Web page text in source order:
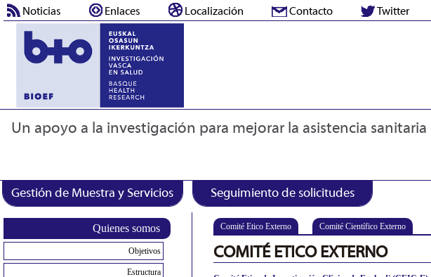
Noticias Enlaces Localización Contacto Twitter
Un apoyo a la investigación para mejorar la asistencia sanitaria
Gestión de Muestra y Servicios Seguimiento de solicitudes
Quienes somos
Objetivos
Estructura
Comité Etico Externo Comité Científico Externo
COMITÉ ETICO EXTERNO